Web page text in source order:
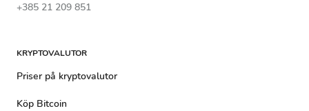
+385 21 209 851
KRYPTOVALUTOR
Priser på kryptovalutor
Köp Bitcoin